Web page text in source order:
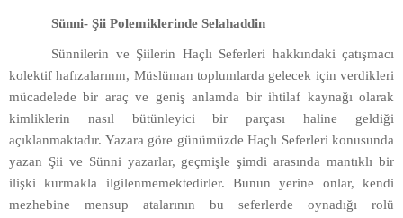
Sünni- Şii Polemiklerinde Selahaddin
Sünnilerin ve Şiilerin Haçlı Seferleri hakkındaki çatışmacı
kolektif hafızalarının, Müslüman toplumlarda gelecek için verdikleri
mücadelede bir araç ve geniş anlamda bir ihtilaf kaynağı olarak
kimliklerin nasıl bütünleyici bir parçası haline geldiği
açıklanmaktadır. Yazara göre günümüzde Haçlı Seferleri konusunda
yazan Şii ve Sünni yazarlar, geçmişle şimdi arasında mantıklı bir
ilişki kurmakla ilgilenmemektedirler. Bunun yerine onlar, kendi
mezhebine mensup atalarının bu seferlerde oynadığı rolü